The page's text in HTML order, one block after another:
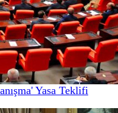
Yasa Teklifi